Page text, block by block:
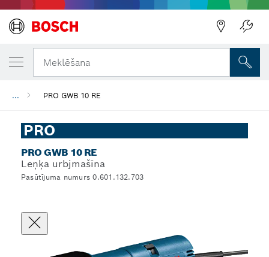
Meklēšana
... PRO GWB 10 RE
PRO
PRO GWB 10 RE
Leņķa urbjmašīna
Pasūtījuma numurs 0.601.132.703